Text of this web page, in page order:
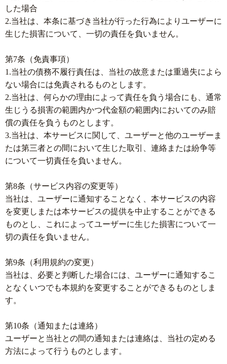
した場合
2.当社は、本条に基づき当社が行った行為によりユーザーに
生じた損害について、一切の責任を負いません。
第7条（免責事項）
1.当社の債務不履行責任は、当社の故意または重過失によら
ない場合には免責されるものとします。
2.当社は、何らかの理由によって責任を負う場合にも、通常
生じうる損害の範囲内かつ代金額の範囲内においてのみ賠
償の責任を負うものとします。
3.当社は、本サービスに関して、ユーザーと他のユーザーま
たは第三者との間において生じた取引、連絡または紛争等
について一切責任を負いません。
第8条（サービス内容の変更等）
当社は、ユーザーに通知することなく、本サービスの内容
を変更しまたは本サービスの提供を中止することができる
ものとし、これによってユーザーに生じた損害について一
切の責任を負いません。
第9条（利用規約の変更）
当社は、必要と判断した場合には、ユーザーに通知するこ
となくいつでも本規約を変更することができるものとしま
す。
第10条（通知または連絡）
ユーザーと当社との間の通知または連絡は、当社の定める
方法によって行うものとします。